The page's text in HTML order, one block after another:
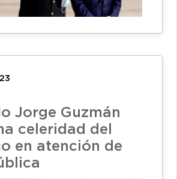
Jorge Guzmán
celeridad del
en atención de